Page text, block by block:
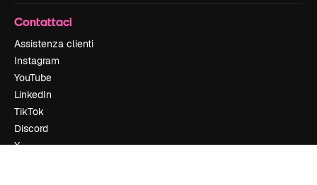
Contattaci
Assistenza clienti
Instagram
YouTube
LinkedIn
TikTok
Discord
X